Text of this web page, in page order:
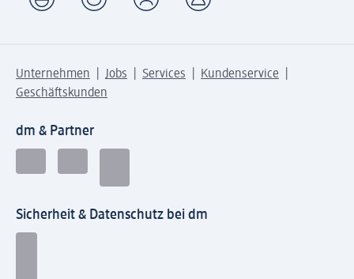
Unternehmen Jobs Services
Kundenservice
Geschäftskunden
dm & Partner
Sicherheit & Datenschutz bei dm